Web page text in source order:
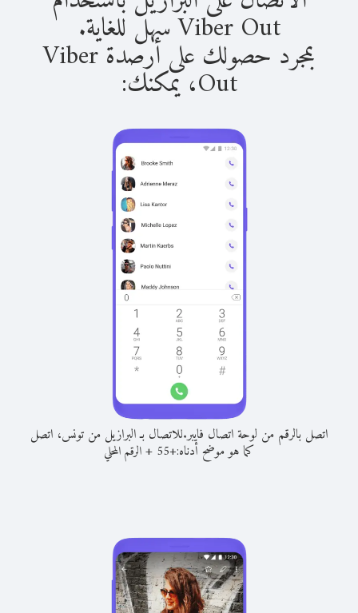
Viber Out سهل للغاية.
بمجرد حصولك على أرصدة Viber
Out، يمكنك:
اتصل بالرقم من لوحة اتصال فايبر.للاتصال بـ البرازيل من تونس، اتصل
كما هو موضح أدناه:+
55
+الرقم المحلي